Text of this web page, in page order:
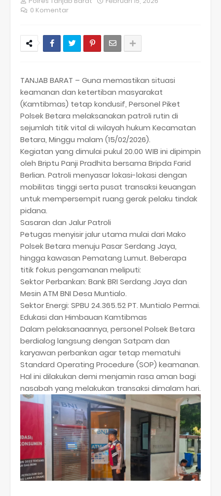
0 Komentar
TANJAB BARAT – Guna memastikan situasi
keamanan dan ketertiban masyarakat
(Kamtibmas) tetap kondusif, Personel Piket
Polsek Betara melaksanakan patroli rutin di
sejumlah titik vital di wilayah hukum Kecamatan
Betara, Minggu malam (15/02/2026).
​Kegiatan yang dimulai pukul 20.00 WIB ini dipimpin
oleh Briptu Panji Pradhita bersama Bripda Farid
Berlian. Patroli menyasar lokasi-lokasi dengan
mobilitas tinggi serta pusat transaksi keuangan
untuk mempersempit ruang gerak pelaku tindak
pidana.
​Sasaran dan Jalur Patroli
​Petugas menyisir jalur utama mulai dari Mako
Polsek Betara menuju Pasar Serdang Jaya,
hingga kawasan Pematang Lumut. Beberapa
titik fokus pengamanan meliputi:
​Sektor Perbankan: Bank BRI Serdang Jaya dan
Mesin ATM BNI Desa Muntialo.
​Sektor Energi: SPBU 24.365.52 PT. Muntialo Permai.
​Edukasi dan Himbauan Kamtibmas
​Dalam pelaksanaannya, personel Polsek Betara
berdialog langsung dengan Satpam dan
karyawan perbankan agar tetap mematuhi
Standard Operating Procedure (SOP) keamanan.
Hal ini dilakukan demi menjamin rasa aman bagi
nasabah yang melakukan transaksi dimalam hari.